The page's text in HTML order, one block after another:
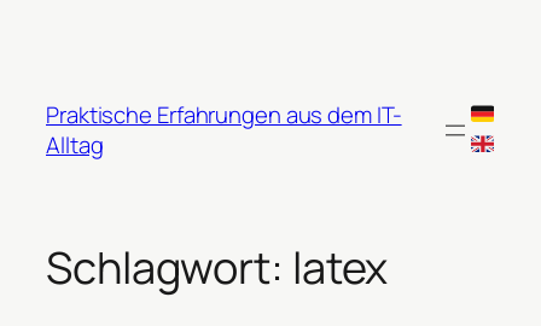
Praktische Erfahrungen aus dem IT-
Alltag
Schlagwort: latex